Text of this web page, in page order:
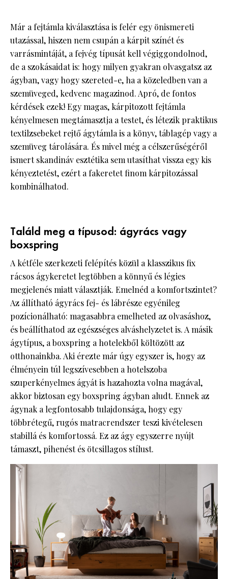
Már a fejtámla kiválasztása is felér egy önismereti
utazással, hiszen nem csupán a kárpit színét és
varrásmintáját, a fejvég típusát kell végiggondolnod,
de a szokásaidat is: hogy milyen gyakran olvasgatsz az
ágyban, vagy hogy szereted-e, ha a közeledben van a
szemüveged, kedvenc magazinod. Apró, de fontos
kérdések ezek! Egy magas, kárpitozott fejtámla
kényelmesen megtámasztja a testet, és létezik praktikus
textilzsebeket rejtő ágytámla is a könyv, táblagép vagy a
szemüveg tárolására. És mivel még a célszerűségéről
ismert skandináv esztétika sem utasíthat vissza egy kis
kényeztetést, ezért a fakeretet finom kárpitozással
kombinálhatod.
Találd meg a típusod: ágyrács vagy
boxspring
A kétféle szerkezeti felépítés közül a klasszikus fix
rácsos ágykeretet legtöbben a könnyű és légies
megjelenés miatt választják. Emelnéd a komfortszintet?
Az állítható ágyrács fej- és lábrésze egyénileg
pozícionálható: magasabbra emelheted az olvasáshoz,
és beállíthatod az egészséges alváshelyzetet is. A másik
ágytípus, a boxspring a hotelekből költözött az
otthonainkba. Aki érezte már úgy egyszer is, hogy az
élményein túl legszívesebben a hotelszoba
szuperkényelmes ágyát is hazahozta volna magával,
akkor biztosan egy boxspring ágyban aludt. Ennek az
ágynak a legfontosabb tulajdonsága, hogy egy
többrétegű, rugós matracrendszer teszi kivételesen
stabillá és komfortossá. Ez az ágy egyszerre nyújt
támaszt, pihenést és ötcsillagos stílust.